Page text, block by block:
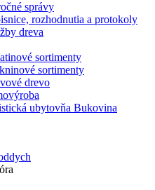
správy
rozhodnutia a protokoly
dreva
sortimenty
sortimenty
drevo
ubytovňa Bukovina